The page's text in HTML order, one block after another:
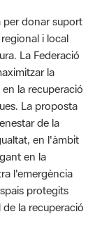
la
la recuperació
La proposta
de la
en l'àmbit
en la
l'emergència
protegits
la recuperació
inversió
es puguin